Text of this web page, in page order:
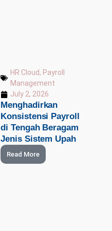
HR Cloud, Payroll
Management
July 2, 2026
Menghadirkan
Konsistensi Payroll
di Tengah Beragam
Jenis Sistem Upah
Read More